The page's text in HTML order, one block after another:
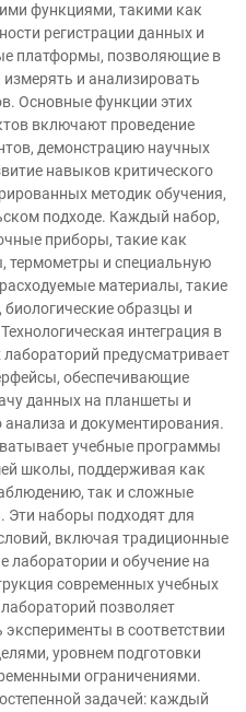
функциями, такими как
регистрации данных и
платформы, позволяющие в
и анализировать
Основные функции этих
включают проведение
демонстрацию научных
навыков критического
методик обучения,
подходе. Каждый набор,
приборы, такие как
термометры и специальную
материалы, такие
образцы и
интеграция в
предусматривает
обеспечивающие
данных на планшеты и
и документирования.
учебные программы
школы, поддерживая как
так и сложные
Эти наборы подходят для
включая традиционные
лаборатории и обучение на
современных учебных
позволяет
в соответствии
уровнем подготовки
ограничениями.
задачей: каждый